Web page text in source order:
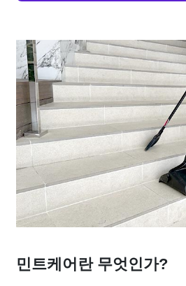
민트케어란 무엇인가?